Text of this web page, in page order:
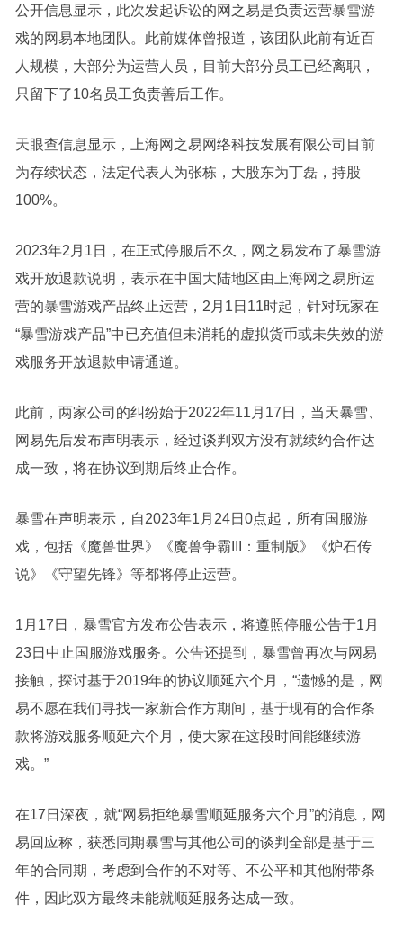
公开信息显示，此次发起诉讼的网之易是负责运营暴雪游
戏的网易本地团队。此前媒体曾报道，该团队此前有近百
人规模，大部分为运营人员，目前大部分员工已经离职，
只留下了10名员工负责善后工作。
天眼查信息显示，上海网之易网络科技发展有限公司目前
为存续状态，法定代表人为张栋，大股东为丁磊，持股
100%。
2023年2月1日，在正式停服后不久，网之易发布了暴雪游
戏开放退款说明，表示在中国大陆地区由上海网之易所运
营的暴雪游戏产品终止运营，2月1日11时起，针对玩家在
“暴雪游戏产品”中已充值但未消耗的虚拟货币或未失效的游
戏服务开放退款申请通道。
此前，两家公司的纠纷始于2022年11月17日，当天暴雪、
网易先后发布声明表示，经过谈判双方没有就续约合作达
成一致，将在协议到期后终止合作。
暴雪在声明表示，自2023年1月24日0点起，所有国服游
戏，包括《魔兽世界》《魔兽争霸III：重制版》《炉石传
说》《守望先锋》等都将停止运营。
1月17日，暴雪官方发布公告表示，将遵照停服公告于1月
23日中止国服游戏服务。公告还提到，暴雪曾再次与网易
接触，探讨基于2019年的协议顺延六个月，“遗憾的是，网
易不愿在我们寻找一家新合作方期间，基于现有的合作条
款将游戏服务顺延六个月，使大家在这段时间能继续游
戏。”
在17日深夜，就“网易拒绝暴雪顺延服务六个月”的消息，网
易回应称，获悉同期暴雪与其他公司的谈判全部是基于三
年的合同期，考虑到合作的不对等、不公平和其他附带条
件，因此双方最终未能就顺延服务达成一致。